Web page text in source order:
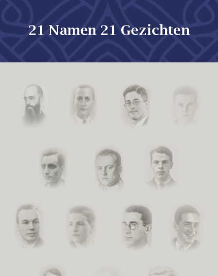
21 Namen 21 Gezichten